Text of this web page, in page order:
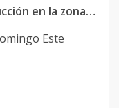
Innovador proyecto en construcción en la zona Oriental
Este